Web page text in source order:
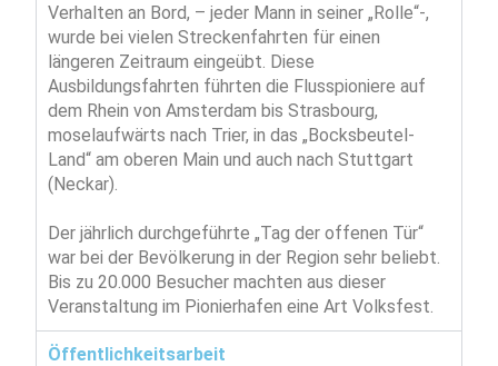
Verhalten an Bord, – jeder Mann in seiner „Rolle“-,
wurde bei vielen Streckenfahrten für einen
längeren Zeitraum eingeübt. Diese
Ausbildungsfahrten führten die Flusspioniere auf
dem Rhein von Amsterdam bis Strasbourg,
moselaufwärts nach Trier, in das „Bocksbeutel-
Land“ am oberen Main und auch nach Stuttgart
(Neckar).
Der jährlich durchgeführte „Tag der offenen Tür“
war bei der Bevölkerung in der Region sehr beliebt.
Bis zu 20.000 Besucher machten aus dieser
Veranstaltung im Pionierhafen eine Art Volksfest.
Öffentlichkeitsarbeit